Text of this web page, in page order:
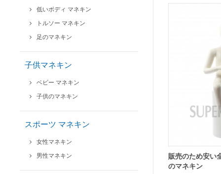
低いボディ マネキン
トルソー マネキン
足のマネキン
子供マネキン
ベビー マネキン
子供のマネキン
スポーツ マネキン
女性マネキン
男性マネキン
販売のため安い
のマネキン